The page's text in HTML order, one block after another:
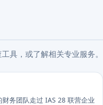
具，或了解相关专业服务。
务团队走过 IAS 28 联营企业